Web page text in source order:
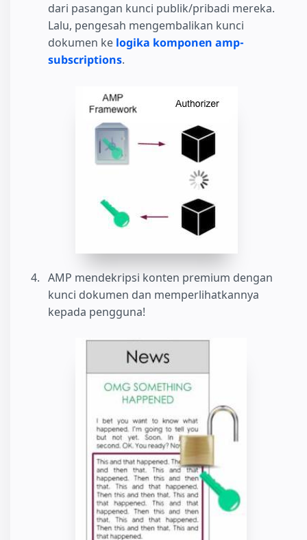
dari pasangan kunci publik/pribadi mereka.
Lalu, pengesah mengembalikan kunci
dokumen ke logika komponen amp-
subscriptions.
AMP mendekripsi konten premium dengan
kunci dokumen dan memperlihatkannya
kepada pengguna!